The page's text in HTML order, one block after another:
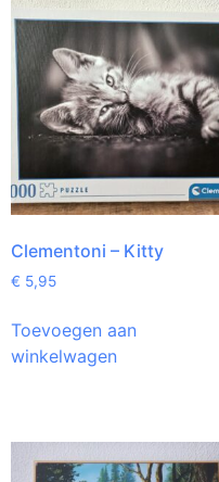
Clementoni – Kitty
€ 5,95
Toevoegen aan
winkelwagen